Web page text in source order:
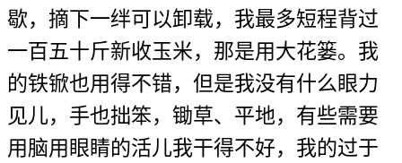
歇，摘下一绊可以卸载，我最多短程背过
一百五十斤新收玉米，那是用大花篓。我
的铁锨也用得不错，但是我没有什么眼力
见儿，手也拙笨，锄草、平地，有些需要
用脑用眼睛的活儿我干得不好，我的过于